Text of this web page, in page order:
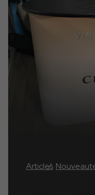
Articles